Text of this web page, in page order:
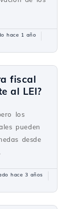
hace 1 año
fiscal
al LEI?
los
pueden
desde
hace 3 años